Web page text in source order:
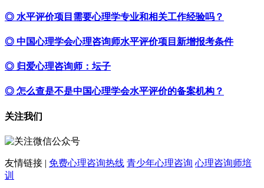
◎ 水平评价项目需要心理学专业和相关工作经验吗？
◎ 中国心理学会心理咨询师水平评价项目新增报考条件
◎ 归爱心理咨询师：坛子
◎ 怎么查是不是中国心理学会水平评价的备案机构？
关注我们
友情链接 | 免费心理咨询热线 青少年心理咨询 心理咨询师培
训